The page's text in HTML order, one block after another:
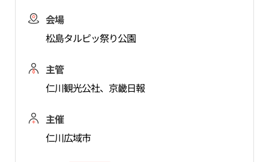
会場
松島タルピッ祭り公園
主管
仁川観光公社、京畿日報
主催
仁川広域市